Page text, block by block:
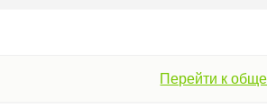
Перейти к